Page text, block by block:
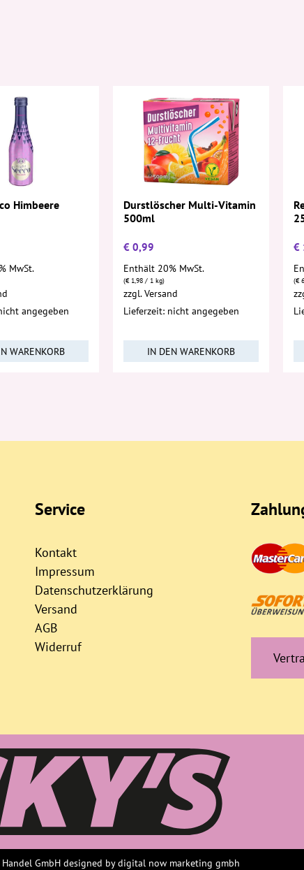
Himbeere
MwSt.
angegeben
WARENKORB
Durstlöscher Multi-Vitamin
500ml
€ 0,99
Enthält 20% MwSt.
(€1,98 / 1 kg)
zzgl.Versand
Lieferzeit: nicht angegeben
IN DEN WARENKORB
€
(€
Service
Kontakt
Impressum
Datenschutzerklärung
Versand
AGB
Widerruf
GmbH designed bydigital now marketing gmbh